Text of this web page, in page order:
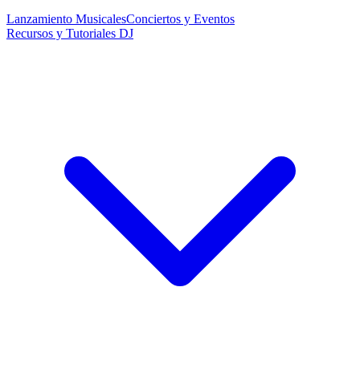
Lanzamiento MusicalesConciertos y Eventos
Recursos y Tutoriales DJ